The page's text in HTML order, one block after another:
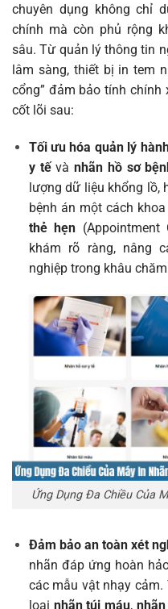
chuyên dụng không chỉ
chính mà còn phủ rộng
sâu. Từ quản lý thông tin
lâm sàng, thiết bị in tem
cổng” đảm bảo tính
cốt lõi sau:
Tối ưu hóa quản lý
y tếvànhãn hồ sơ
lượng dữ liệu khổng lồ,
bệnh án một cách
thẻ hẹn
khám rõ ràng, nâng
nghiệp trong khâu
Ứng Dụng Đa Chiều Của
Đảm bảo an toàn xét
nhãn đáp ứng hoàn
các mẫu vật nhạy
loại nhãn túi máu,